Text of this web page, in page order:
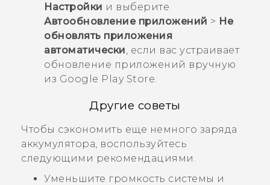
Настройки и выберите
Автообновление приложений > Не
обновлять приложения
автоматически, если вас устраивает
обновление приложений вручную
из Google Play Store.
Другие советы
Чтобы сэкономить еще немного заряда
аккумулятора, воспользуйтесь
следующими рекомендациями.
Уменьшите громкость системы и